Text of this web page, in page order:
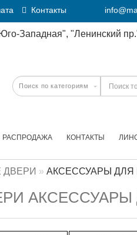
Контакты
Западная", "Ленинский
РАСПРОДАЖА КОНТАКТЫ
ДВЕРИ АКСЕССУАРЫ ДЛЯ